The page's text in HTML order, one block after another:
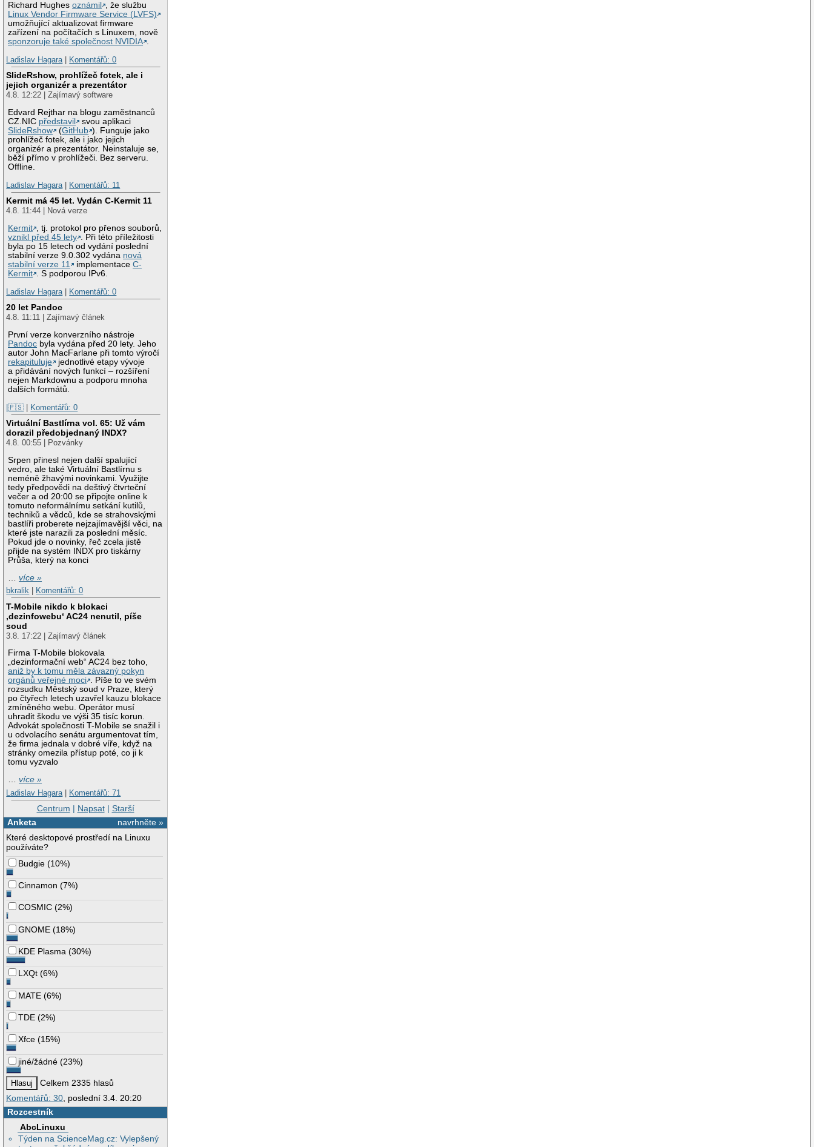
Richard Hughesoznámil
, že službu
Linux Vendor Firmware Service (LVFS)
umožňující aktualizovat firmware
zařízení na počítačích s Linuxem, nově
sponzoruje také společnost NVIDIA .
Ladislav Hagara | Komentářů: 0
SlideRshow, prohlížeč fotek, ale i
jejich organizér a prezentátor
4.8. 12:22 | Zajímavý software
Edvard Rejthar na blogu zaměstnanců
CZ.NIC představil
svou aplikaci
SlideRshow
(GitHub ). Funguje jako
prohlížeč fotek, ale i jako jejich
organizér a prezentátor. Neinstaluje se,
běží přímo v prohlížeči. Bez serveru.
Offline.
Ladislav Hagara | Komentářů: 11
Kermit má 45 let. Vydán C-Kermit 11
4.8. 11:44 | Nová verze
Kermit , tj. protokol pro přenos souborů,
vznikl před 45 lety . Při této příležitosti
byla po 15 letech od vydání poslední
stabilní verze 9.0.302 vydána nová
stabilní verze 11
implementaceC-
Kermit . S podporou IPv6.
Ladislav Hagara | Komentářů: 0
20 let Pandoc
4.8. 11:11 | Zajímavý článek
První verze konverzního nástroje
Pandoc byla vydána před 20 lety. Jeho
autor John MacFarlane při tomto výročí
rekapituluje
jednotlivé etapy vývoje
a přidávání nových funkcí – rozšíření
nejen Markdownu a podporu mnoha
dalších formátů.
|🇵🇸 | Komentářů: 0
Virtuální Bastlírna vol. 65: Už vám
dorazil předobjednaný INDX?
4.8. 00:55 | Pozvánky
Srpen přinesl nejen další spalující
vedro, ale také Virtuální Bastlírnu s
neméně žhavými novinkami. Využijte
tedy předpovědi na deštivý čtvrteční
večer a od 20:00 se připojte online k
tomuto neformálnímu setkání kutilů,
techniků a vědců, kde se strahovskými
bastlíři proberete nejzajímavější věci, na
které jste narazili za poslední měsíc.
Pokud jde o novinky, řeč zcela jistě
přijde na systém INDX pro tiskárny
Průša, který na konci
…více »
bkralik
Komentářů: 0
T-Mobile nikdo k blokaci
‚dezinfowebu‘ AC24 nenutil, píše
soud
3.8. 17:22 | Zajímavý článek
Firma T-Mobile blokovala
„dezinformační web“ AC24 bez toho,
aniž by k tomu měla závazný pokyn
orgánů veřejné moci . Píše to ve svém
rozsudku Městský soud v Praze, který
po čtyřech letech uzavřel kauzu blokace
zmíněného webu. Operátor musí
uhradit škodu ve výši 35 tisíc korun.
Advokát společnosti T-Mobile se snažil i
u odvolacího senátu argumentovat tím,
že firma jednala v dobré víře, když na
stránky omezila přístup poté, co ji k
tomu vyzvalo
…více »
Ladislav Hagara | Komentářů: 71
Centrum | Napsat| Starší
navrhněte »
Anketa
Které desktopové prostředí na Linuxu
používáte?
Budgie (10%)
Cinnamon (7%)
COSMIC (2%)
GNOME (18%)
KDE Plasma (30%)
LXQt (6%)
MATE (6%)
TDE (2%)
Xfce (15%)
jiné/žádné (23%)
Celkem 2335 hlasů
Komentářů: 30, poslední 3.4. 20:20
Rozcestník
AbcLinuxu
Týden na ScienceMag.cz: Vylepšený